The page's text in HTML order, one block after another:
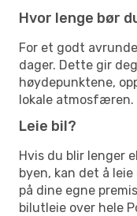
Hvor lenge bør
For et godt
dager. Dette gir
høydepunktene,
lokale atmosfæren.
Leie bil?
Hvis du blir lenger
byen, kan det å
på dine egne
bilutleie over hele